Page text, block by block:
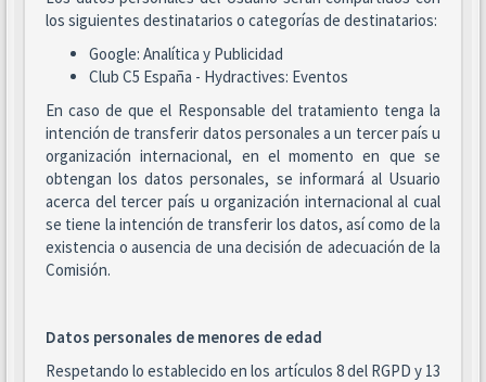
los siguientes destinatarios o categorías de destinatarios:
Google: Analítica y Publicidad
Club C5 España - Hydractives: Eventos
En caso de que el Responsable del tratamiento tenga la
intención de transferir datos personales a un tercer país u
organización internacional, en el momento en que se
obtengan los datos personales, se informará al Usuario
acerca del tercer país u organización internacional al cual
se tiene la intención de transferir los datos, así como de la
existencia o ausencia de una decisión de adecuación de la
Comisión.
Datos personales de menores de edad
Respetando lo establecido en los artículos 8 del RGPD y 13